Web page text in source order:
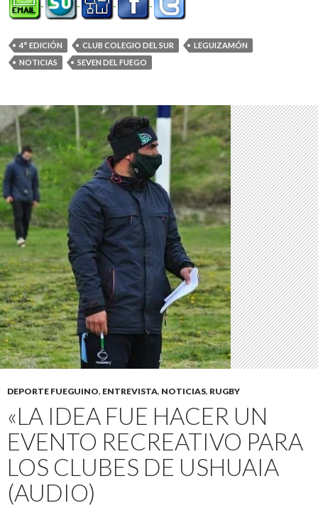
4° EDICIÓN CLUB COLEGIO DEL SUR
LEGUIZAMÓN
NOTICIAS
SEVEN DEL FUEGO
DEPORTE FUEGUINO, ENTREVISTA, NOTICIAS, RUGBY
«LA IDEA FUE HACER UN
EVENTO RECREATIVO PARA
LOS CLUBES DE USHUAIA
(AUDIO)